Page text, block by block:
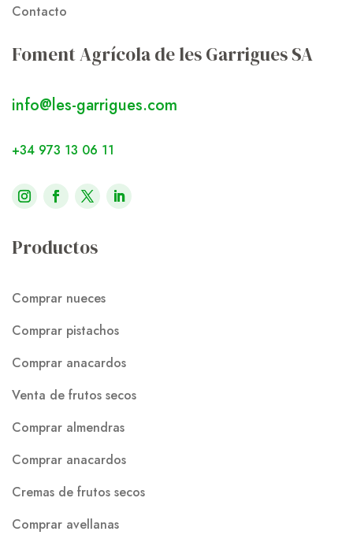
Contacto
Foment Agrícola de les Garrigues SA
info@les-garrigues.com
+34 973 13 06 11
Productos
Comprar nueces
Comprar pistachos
Comprar anacardos
Venta de frutos secos
Comprar almendras
Comprar anacardos
Cremas de frutos secos
Comprar avellanas